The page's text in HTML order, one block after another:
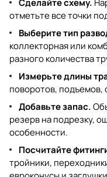
Сделайте схему.
отметьте все точки
Выберите тип
коллекторная или
разного количества
Измерьте длины
поворотов, подъемов,
Добавьте запас.
резерв на подрезку,
особенности.
Посчитайте
тройники,